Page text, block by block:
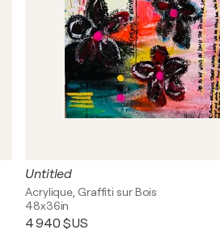
Untitled
Acrylique, Graffiti sur Bois
48x36in
4 940 $US